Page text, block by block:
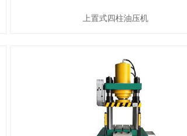
上置式四柱油压机